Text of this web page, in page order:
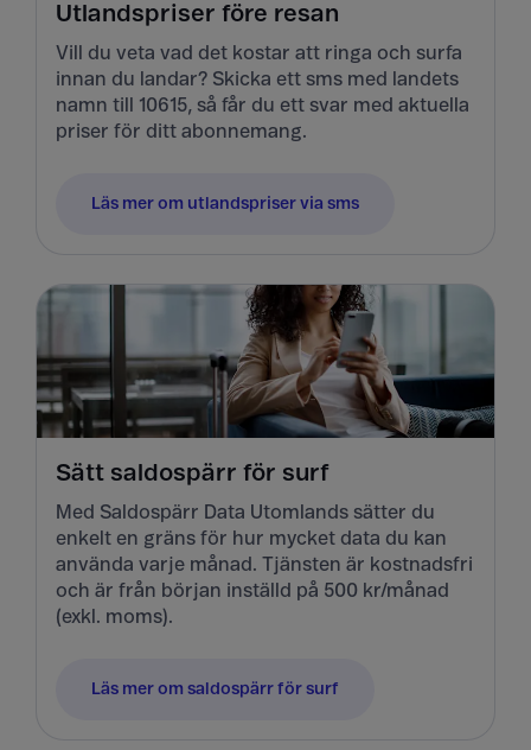
Utlandspriser före resan
Vill du veta vad det kostar att ringa och surfa
innan du landar? Skicka ett sms med landets
namn till 10615, så får du ett svar med aktuella
priser för ditt abonnemang.
Läs mer om utlandspriser via sms
Sätt saldospärr för surf
Med Saldospärr Data Utomlands sätter du
enkelt en gräns för hur mycket data du kan
använda varje månad. Tjänsten är kostnadsfri
och är från början inställd på 500 kr/månad
(exkl. moms).
Läs mer om saldospärr för surf